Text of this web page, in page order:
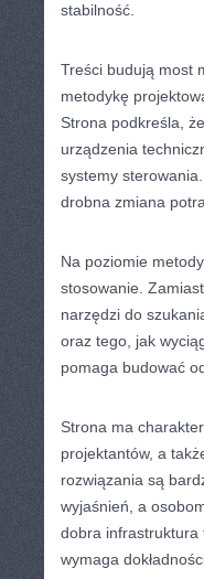
stabilność.
Treści budują most
metodykę
Strona podkreśla,
urządzenia
systemy
drobna zmiana
Na poziomie
stosowanie.
narzędzi do
oraz tego, jak
pomaga budować
Strona ma
projektantów, a
rozwiązania są
wyjaśnień, a
dobra infrastruktura
wymaga